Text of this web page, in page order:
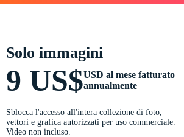
Solo immagini
9 US$USD al mese fatturato
annualmente
Sblocca l'accesso all'intera collezione di foto,
vettori e grafica autorizzati per uso commerciale.
Video non incluso.